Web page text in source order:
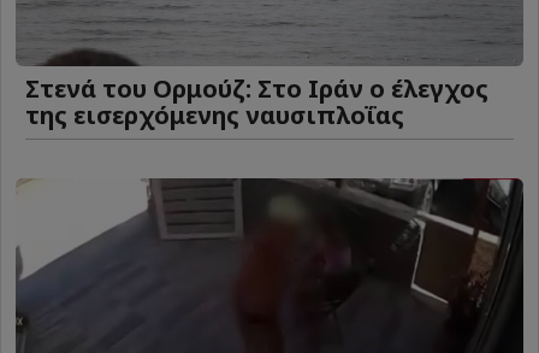
Στενά του Ορμούζ: Στο Ιράν ο έλεγχος
της εισερχόμενης ναυσιπλοΐας